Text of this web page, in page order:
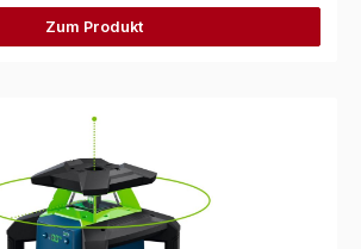
Zum Produkt